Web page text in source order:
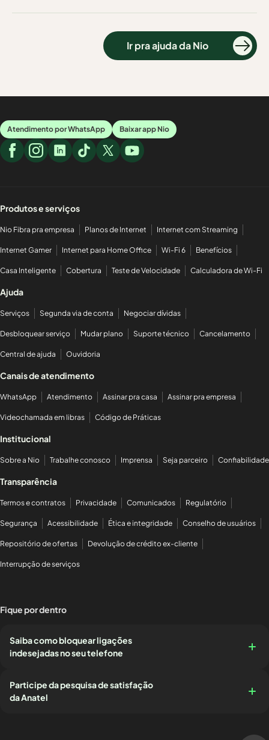
Ir pra ajuda da Nio
Atendimento por WhatsApp Baixar app Nio
Produtos e serviços
Nio Fibra pra empresa Planos de Internet Internet com Streaming
Internet Gamer Internet para Home Office Wi-Fi 6 Benefícios
Casa Inteligente Cobertura Teste de Velocidade Calculadora de Wi-Fi
Ajuda
Serviços Segunda via de conta Negociar dívidas
Desbloquear serviço Mudar plano Suporte técnico Cancelamento
Central de ajuda Ouvidoria
Canais de atendimento
WhatsApp Atendimento Assinar pra casa Assinar pra empresa
Videochamada em libras Código de Práticas
Institucional
Sobre a Nio Trabalhe conosco Imprensa Seja parceiro Confiabilidade
Transparência
Termos e contratos Privacidade Comunicados Regulatório
Segurança Acessibilidade Ética e integridade Conselho de usuários
Repositório de ofertas Devolução de crédito ex-cliente
Interrupção de serviços
Fique por dentro
Saiba como bloquear ligações
indesejadas no seu telefone
Participe da pesquisa de satisfação
da Anatel